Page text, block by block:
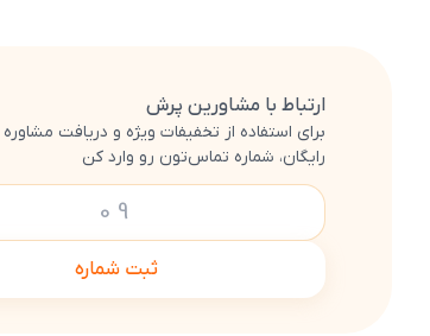
ارتباط با مشاورین پرش
برای استفاده از تخفیفات ویژه و دریافت
رایگان، شماره تماس‌تون رو وارد کن
ثبت شماره